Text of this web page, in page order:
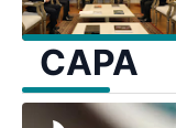
CAPA